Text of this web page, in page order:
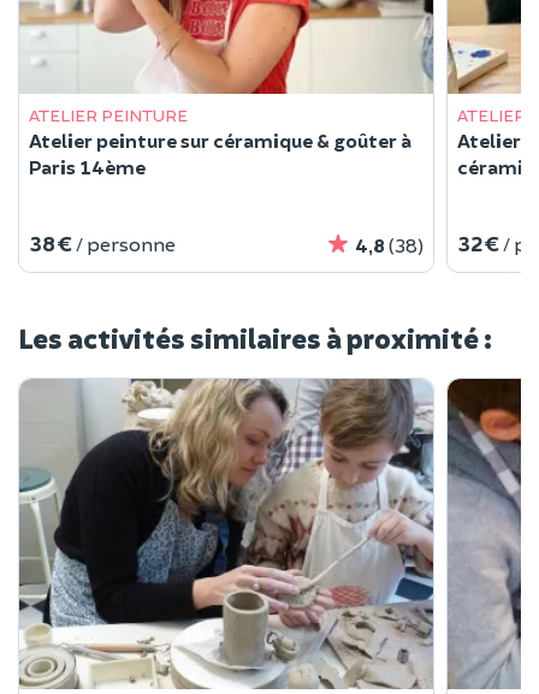
ATELIER PEINTURE
Atelier peinture sur céramique & goûter à
Paris 14ème
38 € / personne 4,8 (38)
ATELIER
Atelier
32 € /
Les activités similaires à proximité :